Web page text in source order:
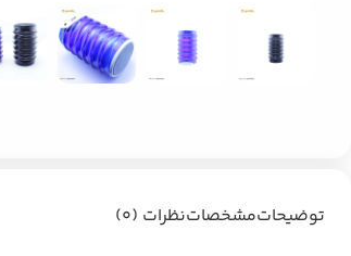
توضیحاتمشخصاتنظرات (0)